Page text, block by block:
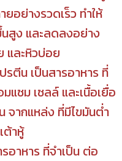
อย่างรวดเร็ว ทำให้
สูง และลดลงอย่าง
และหิวบ่อย
รตีน เป็นสารอาหาร ที่
แซม เซลล์ และเนื้อเยื่อ
จากแหล่ง ที่มีไขมันต่ำ
ต้าหู้
อาหาร ที่จำเป็น ต่อ